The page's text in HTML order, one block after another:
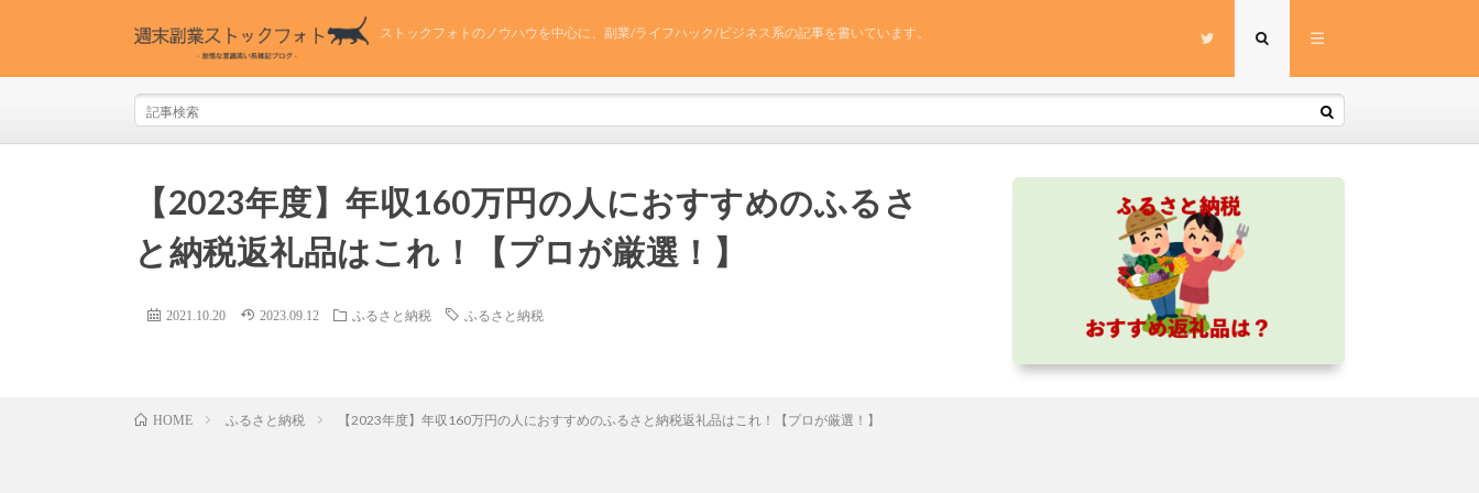
ストックフォトのノウハウを中心に、副業/ライフハック/ビジネス系の記事を書いています。
【2023年度】年収160万円の人におすすめのふるさ
と納税返礼品はこれ！【プロが厳選！】
2021.10.20 2023.09.12 ふるさと納税 ふるさと納税
HOME ふるさと納税 【2023年度】年収160万円の人におすすめのふるさと納税返礼品はこれ！【プロが厳選！】